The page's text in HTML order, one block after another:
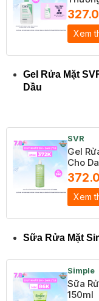
Xem
Gel Rửa Mặt
Dầu
SVR
Gel
Cho
Xem
Sữa Rửa Mặt
Simple
Sữa
150ml